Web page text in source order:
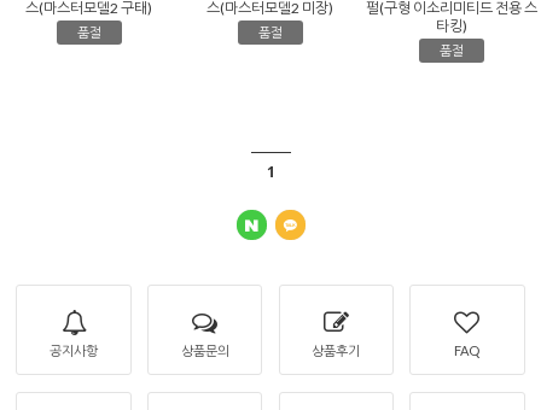
스(마스터모델2 구태)
품절
스(마스터모델2 미장)
품절
펄(구형 이소리미티드 전용 스
타킹)
품절
1
공지사항 상품문의 상품후기 FAQ